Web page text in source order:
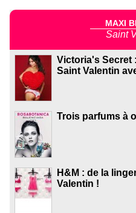
MAXI
Saint
Victoria's Secret
Saint Valentin
Trois parfums à
H&M : de la
Valentin !